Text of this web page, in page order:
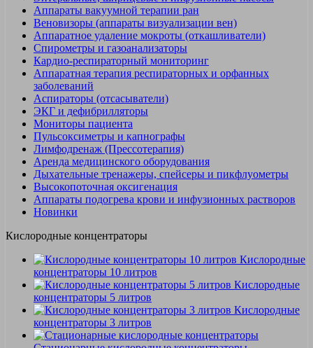
Аппараты вакуумной терапии ран
Веновизоры (аппараты визуализации вен)
Аппаратное удаление мокроты (откашливатели)
Спирометры и газоанализаторы
Кардио-респираторный мониторинг
Аппаратная терапия респираторных и орфанных
заболеваний
Аспираторы (отсасыватели)
ЭКГ и дефибрилляторы
Мониторы пациента
Пульсоксиметры и капнографы
Лимфодренаж (Прессотерапия)
Аренда медицинского оборудования
Дыхательные тренажеры, спейсеры и пикфлуометры
Высокопоточная оксигенация
Аппараты подогрева крови и инфузионных растворов
Новинки
Кислородные концентраторы
Кислородные
концентраторы 10 литров
Кислородные
концентраторы 5 литров
Кислородные
концентраторы 3 литров